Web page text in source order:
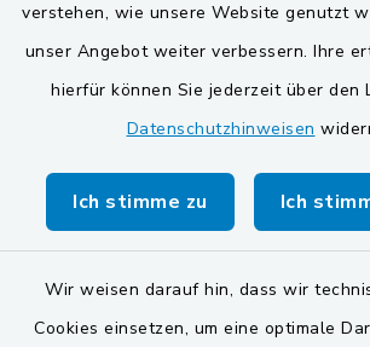
verstehen, wie unsere Website genutzt
unser Angebot weiter verbessern. Ihre
hierfür können Sie jederzeit über den
Datenschutzhinweisen
Ich stimme zu Ich
Wir weisen darauf hin, dass wir
Cookies einsetzen, um eine optimale
VG und Gemeinden
Gemeinde Schwarzach bei Nabburg
Gemeinde Stulln
Verwaltungsgemeinschaft